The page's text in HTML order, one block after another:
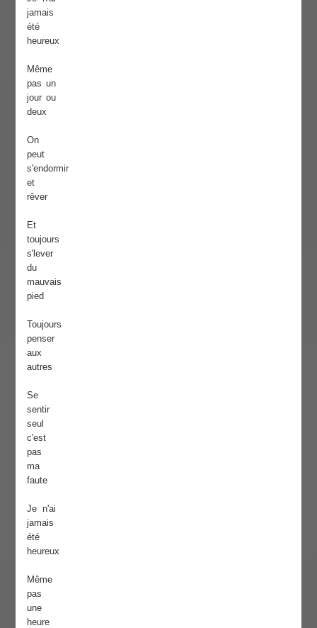
jamais
été
heureux
Même
pas un
jour ou
deux
On
peut
s'endormir
et
rêver
Et
toujours
s'lever
du
mauvais
pied
Toujours
penser
aux
autres
Se
sentir
seul
c'est
pas
ma
faute
Je n'ai
jamais
été
heureux
Même
pas
une
heure